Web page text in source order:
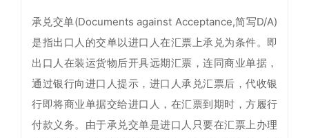
承兑交单(Documents against Acceptance,简写D/A)
是指出口人的交单以进口人在汇票上承兑为条件。即
出口人在装运货物后开具远期汇票，连同商业单据，
通过银行向进口人提示，进口人承兑汇票后，代收银
行即将商业单据交给进口人，在汇票到期时，方履行
付款义务。由于承兑交单是进口人只要在汇票上办理